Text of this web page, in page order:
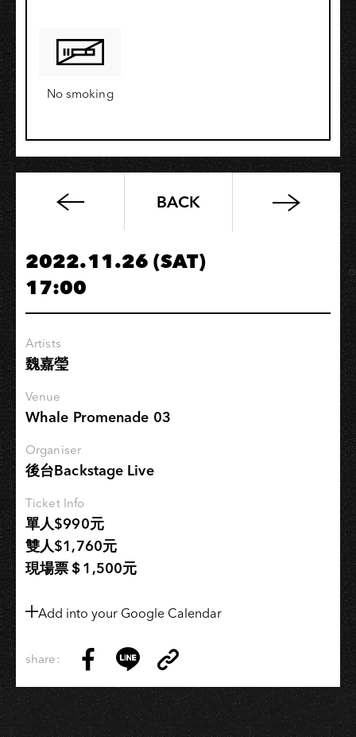
No smoking
aDAN
丹
《倒
敘》
迴
BACK
2022.11.26 (SAT)
17:00
Artists
魏嘉瑩
Venue
Whale Promenade 03
Organiser
後台Backstage Live
Ticket Info
單人$990元
雙人$1,760元
現場票＄1,500元
Add into your Google Calendar
share:
on
Facebook
on
LINE
Link
Copy
Link